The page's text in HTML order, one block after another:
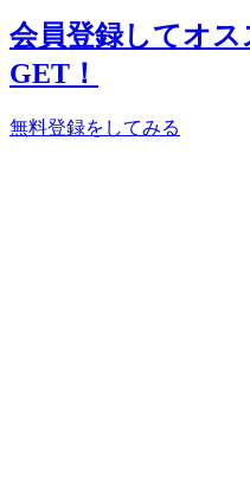
会員登録してオ
GET！
無料登録をしてみる